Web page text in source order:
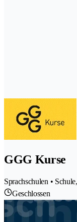
GGG Kurse
Sprachschulen •
Geschlossen